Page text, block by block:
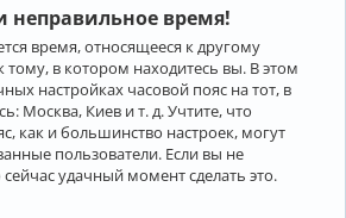
неправильное время!
время, относящееся к другому
тому, в котором находитесь вы. В этом
настройках часовой пояс на тот, в
Москва, Киев и т. д. Учтите, что
как и большинство настроек, могут
пользователи. Если вы не
удачный момент сделать это.